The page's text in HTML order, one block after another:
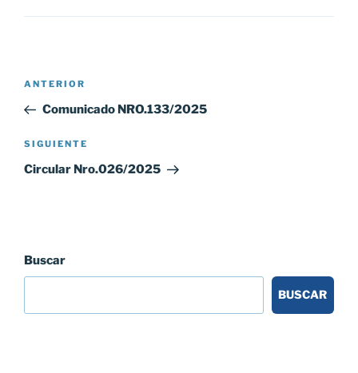
Navegación
entradas
Entrada
anterior:
ANTERIOR
Comunicado NRO.133/2025
Siguiente
entrada
SIGUIENTE
Circular Nro.026/2025
Buscar
BUSCAR